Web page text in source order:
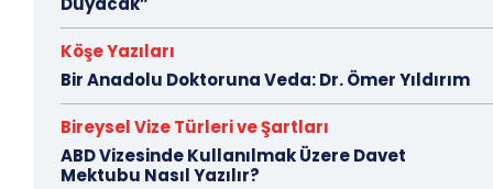
Köşe Yazıları
Bir Anadolu Doktoruna Veda: Dr. Ömer Yıldırım
Bireysel Vize Türleri ve Şartları
ABD Vizesinde Kullanılmak Üzere Davet
Mektubu Nasıl Yazılır?